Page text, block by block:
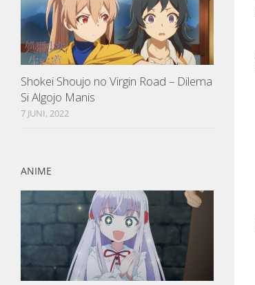
Shokei Shoujo no Virgin Road – Dilema
Si Algojo Manis
7 JUNI, 2022
ANIME